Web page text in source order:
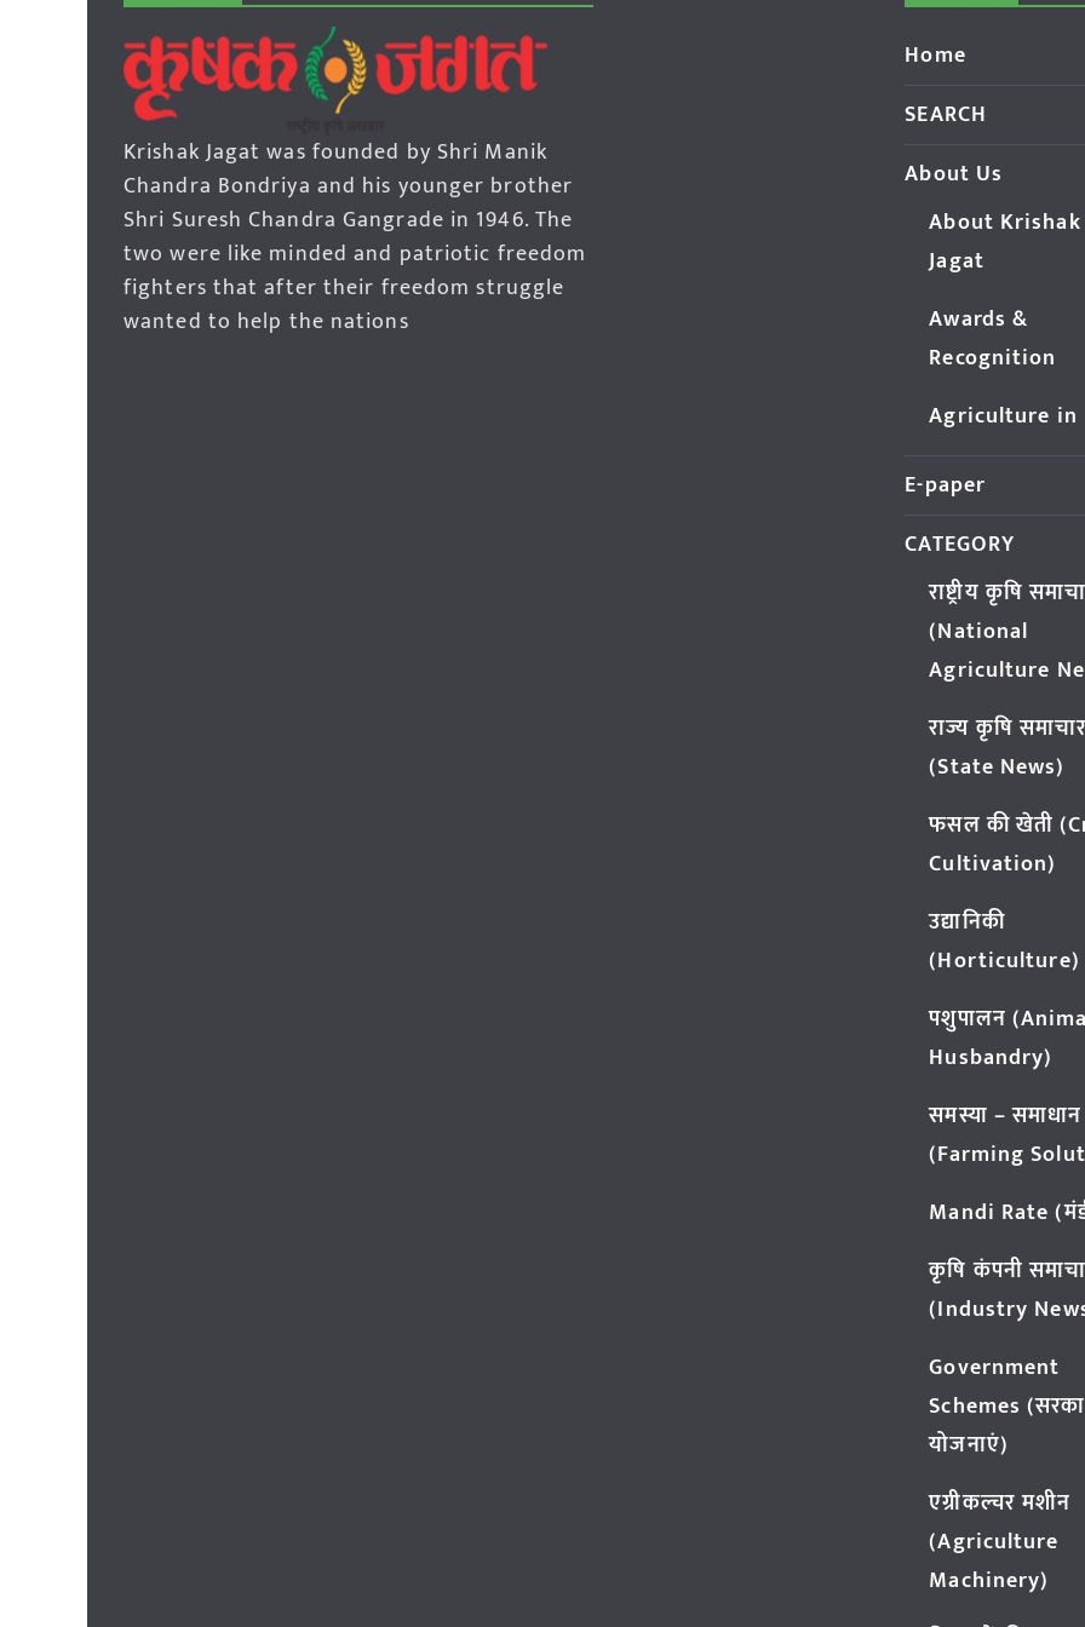
Krishak Jagat was founded by Shri Manik
Chandra Bondriya and his younger brother
Shri Suresh Chandra Gangrade in 1946. The
two were like minded and patriotic freedom
fighters that after their freedom struggle
wanted to help the nations
Home
SEARCH
About Us
About Krishak
Jagat
Awards &
Recognition
Agriculture in
E-paper
CATEGORY
राष्ट्रीय कृषि
(National
Agriculture
राज्य कृषि समाचार
(State News)
फसल की खेती
Cultivation)
उद्यानिकी
(Horticulture)
पशुपालन
Husbandry)
समस्या – समाधान
(Farming
Mandi Rate
कृषि कंपनी
(Industry
Government
Schemes
योजनाएं)
एग्रीकल्चर मशीन
(Agriculture
Machinery)